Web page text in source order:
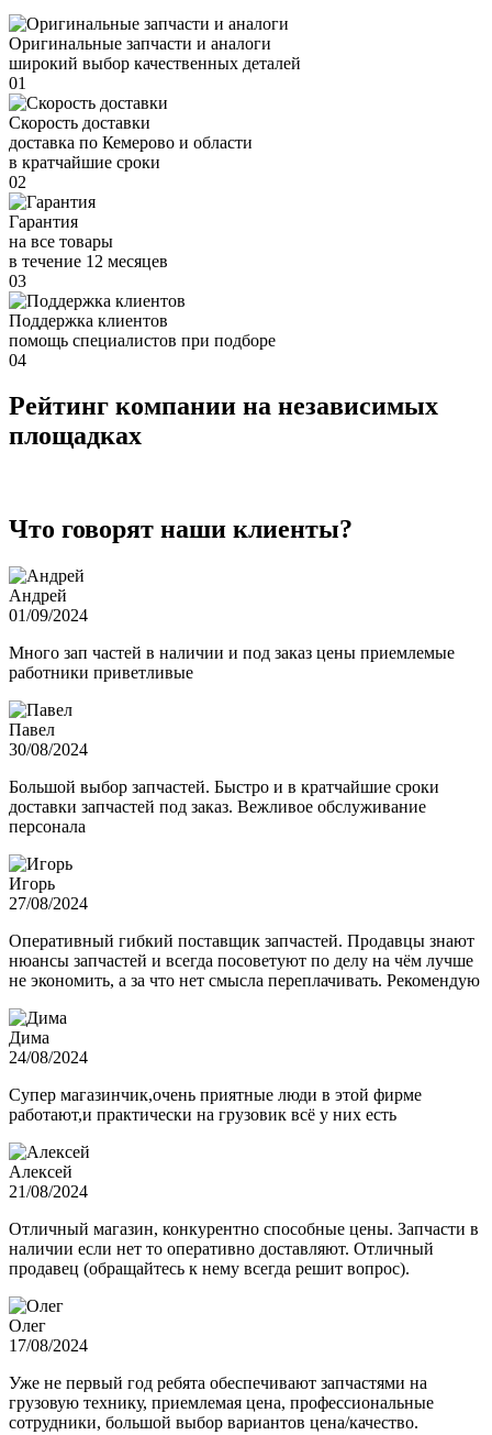
Оригинальные запчасти и аналоги
широкий выбор качественных деталей
01
Скорость доставки
доставка по Кемерово и области
в кратчайшие сроки
02
Гарантия
на все товары
в течение 12 месяцев
03
Поддержка клиентов
помощь специалистов при подборе
04
Рейтинг компании на независимых
площадках
Что говорят наши клиенты?
Андрей
01/09/2024
Много зап частей в наличии и под заказ цены приемлемые
работники приветливые
Павел
30/08/2024
Большой выбор запчастей. Быстро и в кратчайшие сроки
доставки запчастей под заказ. Вежливое обслуживание
персонала
Игорь
27/08/2024
Оперативный гибкий поставщик запчастей. Продавцы знают
нюансы запчастей и всегда посоветуют по делу на чём лучше
не экономить, а за что нет смысла переплачивать. Рекомендую
Дима
24/08/2024
Супер магазинчик,очень приятные люди в этой фирме
работают,и практически на грузовик всё у них есть
Алексей
21/08/2024
Отличный магазин, конкурентно способные цены. Запчасти в
наличии если нет то оперативно доставляют. Отличный
продавец (обращайтесь к нему всегда решит вопрос).
Олег
17/08/2024
Уже не первый год ребята обеспечивают запчастями на
грузовую технику, приемлемая цена, профессиональные
сотрудники, большой выбор вариантов цена/качество.